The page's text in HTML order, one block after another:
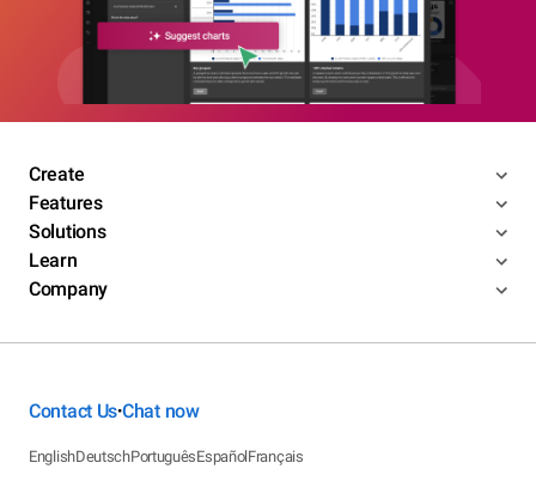
Create
Features
Solutions
Learn
Company
Contact Us•Chat now
EnglishDeutschPortuguêsEspañolFrançais